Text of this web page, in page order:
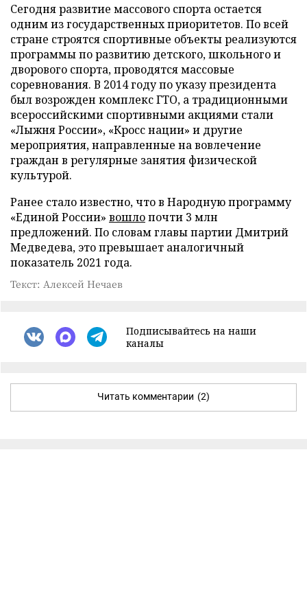
Сегодня развитие массового спорта остается
одним из государственных приоритетов. По всей
стране строятся спортивные объекты реализуются
программы по развитию детского, школьного и
дворового спорта, проводятся массовые
соревнования. В 2014 году по указу президента
был возрожден комплекс ГТО, а традиционными
всероссийскими спортивными акциями стали
«Лыжня России», «Кросс нации» и другие
мероприятия, направленные на вовлечение
граждан в регулярные занятия физической
культурой.
Ранее стало известно, что в Народную программу
«Единой России» вошлопочти 3 млн
предложений. По словам главы партии Дмитрий
Медведева, это превышает аналогичный
показатель 2021 года.
Текст: Алексей Нечаев
Подписывайтесь на наши
каналы
Читать комментарии (2)